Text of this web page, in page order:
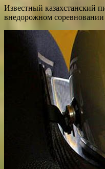
Известный казахстанский
внедорожном